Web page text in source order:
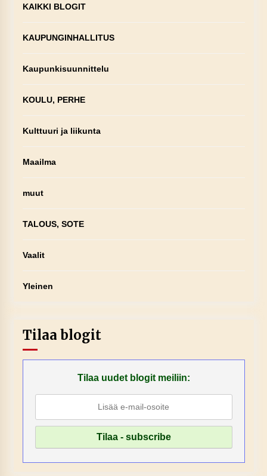
KAIKKI BLOGIT
KAUPUNGINHALLITUS
Kaupunkisuunnittelu
KOULU, PERHE
Kulttuuri ja liikunta
Maailma
muut
TALOUS, SOTE
Vaalit
Yleinen
Tilaa blogit
Tilaa uudet blogit meiliin: